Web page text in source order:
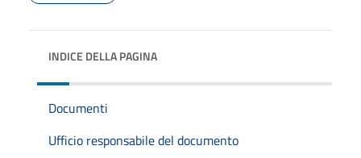
INDICE DELLA PAGINA
Documenti
Ufficio responsabile del documento